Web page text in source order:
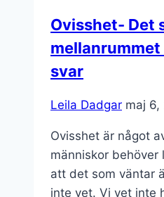
Ovisshet- Det
svar
Leila Dadgar maj 6,
Ovisshet är något
människor
att det som väntar
inte vet. Vi vet inte